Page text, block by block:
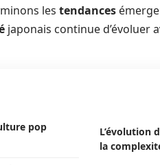
les tendances
japonais continue d’évoluer
pop
L’évolution
la